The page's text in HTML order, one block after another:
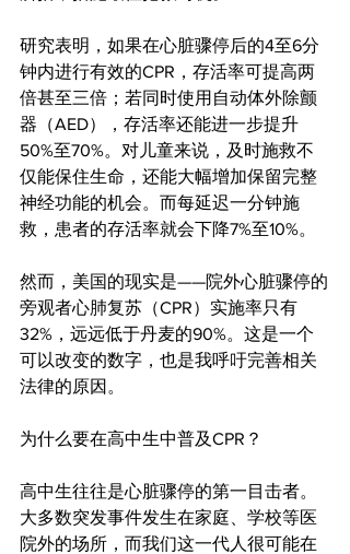
研究表明，如果在心脏骤停后的4至6分
钟内进行有效的CPR，存活率可提高两
倍甚至三倍；若同时使用自动体外除颤
器（AED），存活率还能进一步提升
50%至70%。对儿童来说，及时施救不
仅能保住生命，还能大幅增加保留完整
神经功能的机会。而每延迟一分钟施
救，患者的存活率就会下降7%至10%。
然而，美国的现实是——院外心脏骤停的
旁观者心肺复苏（CPR）实施率只有
32%，远远低于丹麦的90%。这是一个
可以改变的数字，也是我呼吁完善相关
法律的原因。
为什么要在高中生中普及CPR？
高中生往往是心脏骤停的第一目击者。
大多数突发事件发生在家庭、学校等医
院外的场所，而我们这一代人很可能在